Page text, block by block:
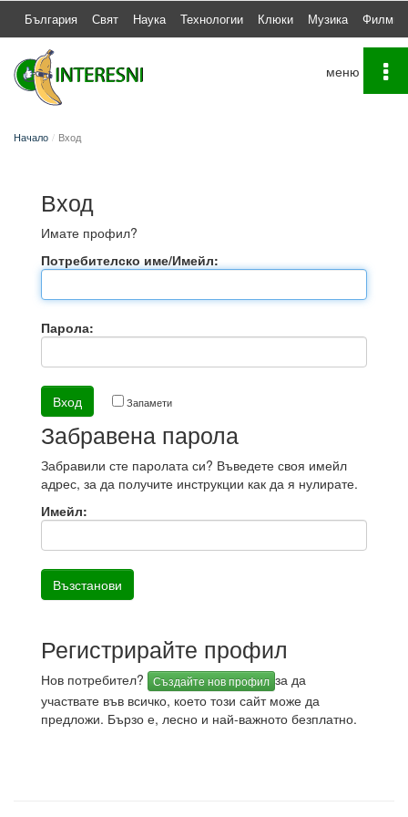
България Свят Наука Технологии Клюки Музика Филми
Начало Вход
Вход
Имате профил?
Потребителско име/Имейл:
Парола:
Запамети
Забравена парола
Забравили сте паролата си? Въведете своя имейл
адрес, за да получите инструкции как да я нулирате.
Имейл:
Регистрирайте профил
Нов потребител? Създайте нов профил за да
участвате във всичко, което този сайт може да
предложи. Бързо е, лесно и най-важното безплатно.